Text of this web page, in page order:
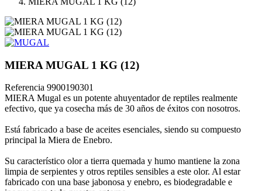
MIERA MUGAL 1 KG (12)
Referencia 9900190301
MIERA Mugal es un potente ahuyentador de reptiles realmente
efectivo, que ya cosecha más de 30 años de éxitos con nosotros.
Está fabricado a base de aceites esenciales, siendo su compuesto
principal la Miera de Enebro.
Su característico olor a tierra quemada y humo mantiene la zona
limpia de serpientes y otros reptiles sensibles a este olor. Al estar
fabricado con una base jabonosa y enebro, es biodegradable e